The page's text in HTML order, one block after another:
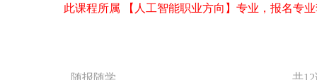
此课程所属 【人工智能职业方向】专业，报名专
随报随学
共